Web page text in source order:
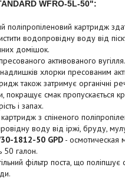
WFRO-5L-50":
поліпропіленовий картридж
водопровідну воду від
домішок.
активованого
хлорки пресованим
також затримує органічні
покращує смак пропускається
і запах.
з спіненого
воду від іржі, бруду,
1812-50 GPD- осмотическая
50 галон.
фільтр поста, що поліпшує